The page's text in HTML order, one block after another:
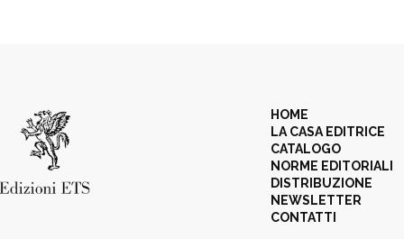
HOME
LA CASA EDITRICE
CATALOGO
NORME EDITORIALI
DISTRIBUZIONE
NEWSLETTER
CONTATTI